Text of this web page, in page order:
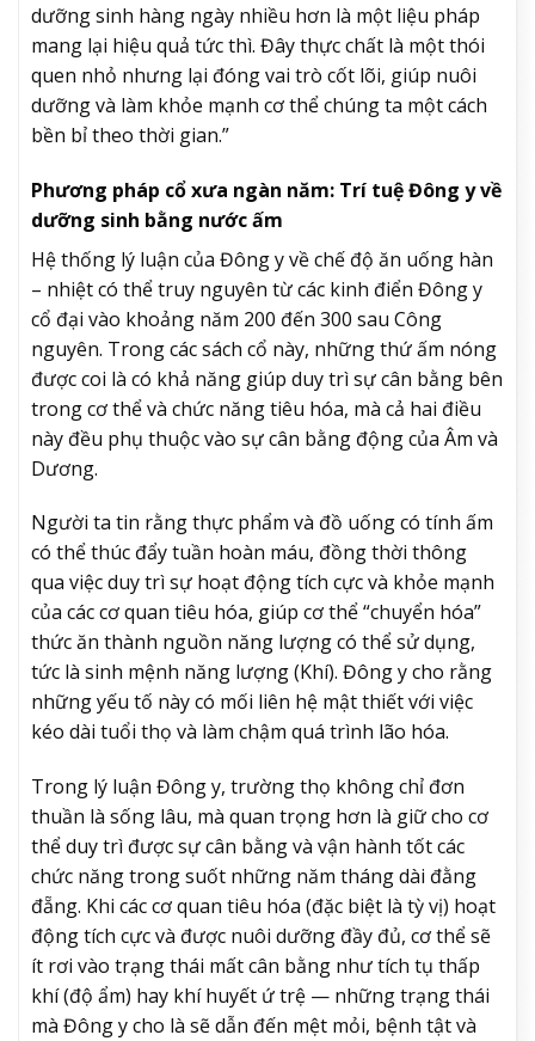
dưỡng sinh hàng ngày nhiều hơn là một liệu pháp
mang lại hiệu quả tức thì. Đây thực chất là một thói
quen nhỏ nhưng lại đóng vai trò cốt lõi, giúp nuôi
dưỡng và làm khỏe mạnh cơ thể chúng ta một cách
bền bỉ theo thời gian.”
Phương pháp cổ xưa ngàn năm: Trí tuệ Đông y về
dưỡng sinh bằng nước ấm
Hệ thống lý luận của Đông y về chế độ ăn uống hàn
– nhiệt có thể truy nguyên từ các kinh điển Đông y
cổ đại vào khoảng năm 200 đến 300 sau Công
nguyên. Trong các sách cổ này, những thứ ấm nóng
được coi là có khả năng giúp duy trì sự cân bằng bên
trong cơ thể và chức năng tiêu hóa, mà cả hai điều
này đều phụ thuộc vào sự cân bằng động của Âm và
Dương.
Người ta tin rằng thực phẩm và đồ uống có tính ấm
có thể thúc đẩy tuần hoàn máu, đồng thời thông
qua việc duy trì sự hoạt động tích cực và khỏe mạnh
của các cơ quan tiêu hóa, giúp cơ thể “chuyển hóa”
thức ăn thành nguồn năng lượng có thể sử dụng,
tức là sinh mệnh năng lượng (Khí). Đông y cho rằng
những yếu tố này có mối liên hệ mật thiết với việc
kéo dài tuổi thọ và làm chậm quá trình lão hóa.
Trong lý luận Đông y, trường thọ không chỉ đơn
thuần là sống lâu, mà quan trọng hơn là giữ cho cơ
thể duy trì được sự cân bằng và vận hành tốt các
chức năng trong suốt những năm tháng dài đằng
đẵng. Khi các cơ quan tiêu hóa (đặc biệt là tỳ vị) hoạt
động tích cực và được nuôi dưỡng đầy đủ, cơ thể sẽ
ít rơi vào trạng thái mất cân bằng như tích tụ thấp
khí (độ ẩm) hay khí huyết ứ trệ — những trạng thái
mà Đông y cho là sẽ dẫn đến mệt mỏi, bệnh tật và